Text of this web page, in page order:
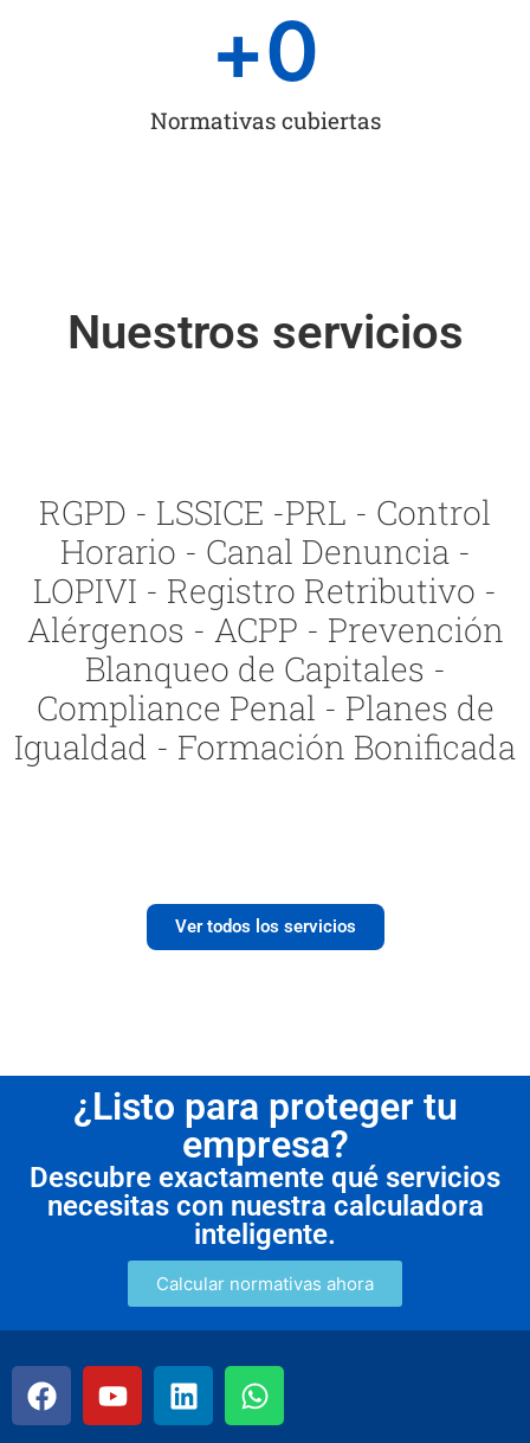
Normativas cubiertas
+0
Nuestros servicios
RGPD - LSSICE -PRL - Control
Horario - Canal Denuncia -
LOPIVI - Registro Retributivo -
Alérgenos - ACPP - Prevención
Blanqueo de Capitales -
Compliance Penal - Planes de
Igualdad - Formación Bonificada
Ver todos los servicios
¿Listo para proteger tu
empresa?
Descubre exactamente qué servicios
necesitas con nuestra calculadora
inteligente.
Calcular normativas ahora